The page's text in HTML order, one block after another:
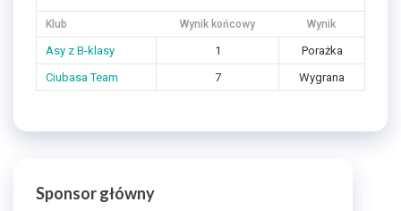
Klub Wynik końcowy Wynik
Asy z B-klasy 1
Porażka
Ciubasa Team
7 Wygrana
Sponsor główny